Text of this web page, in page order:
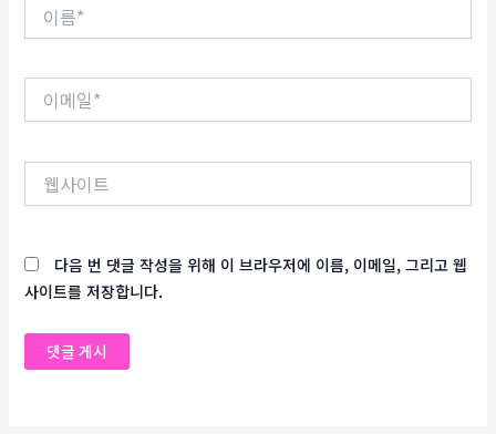
다음 번 댓글 작성을 위해 이 브라우저에 이름, 이메일, 그리고 웹
사이트를 저장합니다.